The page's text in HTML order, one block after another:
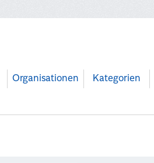
Organisationen Kategorien